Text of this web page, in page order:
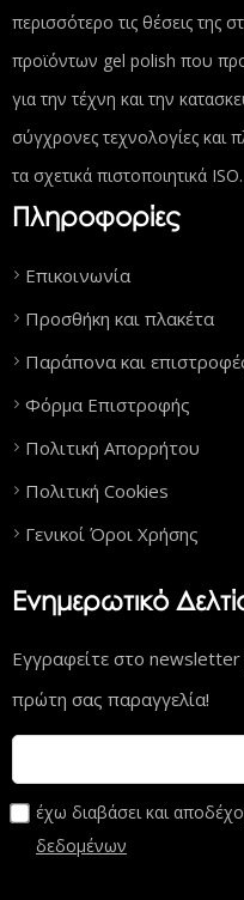
περισσότερο τις θέσεις της
προϊόντων gel polish που
για την τέχνη και την
σύγχρονες τεχνολογίες και
τα σχετικά πιστοποιητικά ISO.
Πληροφορίες
Επικοινωνία
Προσθήκη και πλακέτα
Παράπονα και
Φόρμα Επιστροφής
Πολιτική Απορρήτου
Πολιτική Cookies
Γενικοί Όροι Χρήσης
Ενημερωτικό
Εγγραφείτε στο newsletter
πρώτη σας παραγγελία!
έχω διαβάσει και
δεδομένων